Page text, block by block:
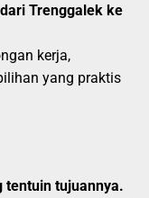
Trenggalek ke
kerja,
yang praktis
tentuin tujuannya.